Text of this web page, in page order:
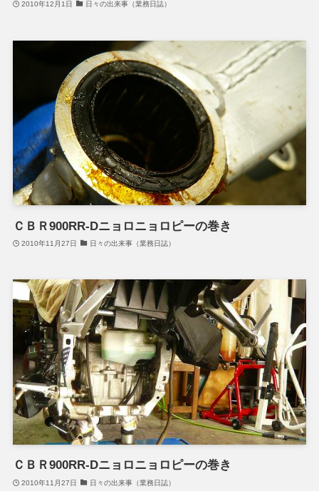
2010年12月1日 日々の出来事（業務日誌）
ＣＢＲ900RR-Dニョロニョロピーの巻き
2010年11月27日 日々の出来事（業務日誌）
ＣＢＲ900RR-Dニョロニョロピーの巻き
2010年11月27日 日々の出来事（業務日誌）